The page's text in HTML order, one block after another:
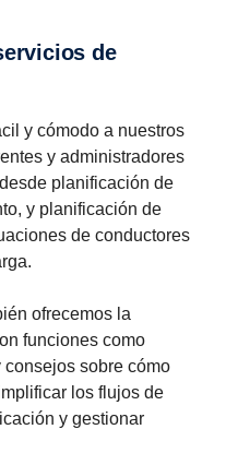
y cómodo a nuestros
y administradores
planificación de
y planificación de
de conductores
ofrecemos la
funciones como
sobre cómo
los flujos de
y gestionar